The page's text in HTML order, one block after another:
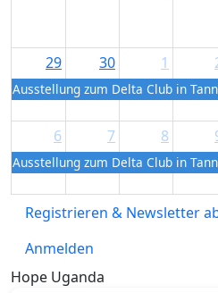
29
Ausstellung zum Delta Club in
30 1
6
Ausstellung zum Delta Club in
7 8
Registrieren & Newsletter
Anmelden
Hope Uganda